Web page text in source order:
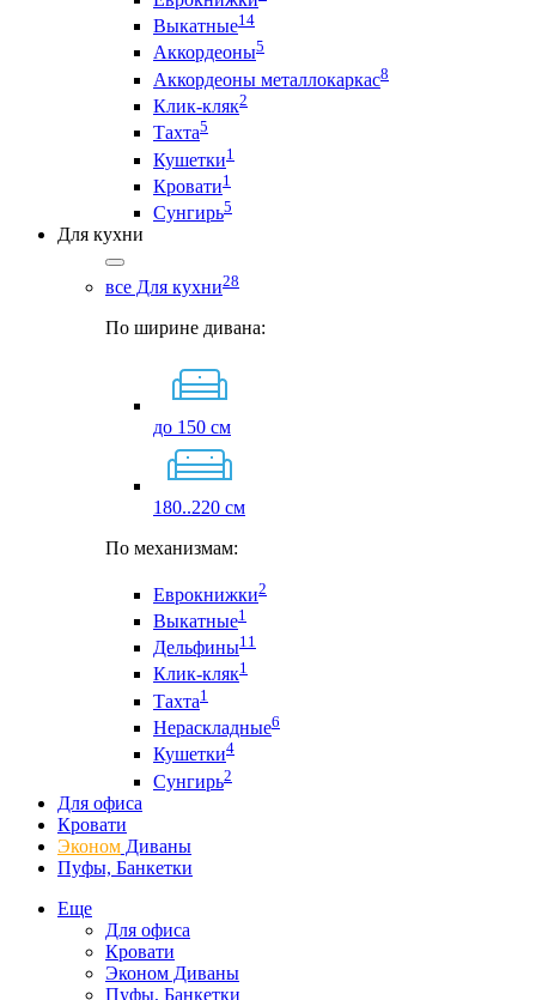
Выкатные14
Аккордеоны5
Аккордеоны металлокаркас8
Клик-кляк2
Тахта5
Кушетки1
Кровати1
Сунгирь5
Для кухни
все Для кухни28
По ширине дивана:
до 150 см
180..220 см
По механизмам:
Еврокнижки2
Выкатные1
Дельфины11
Клик-кляк1
Тахта1
Нераскладные6
Кушетки4
Сунгирь2
Для офиса
Кровати
Эконом Диваны
Пуфы, Банкетки
Еще
Для офиса
Кровати
Эконом Диваны
Пуфы, Банкетки